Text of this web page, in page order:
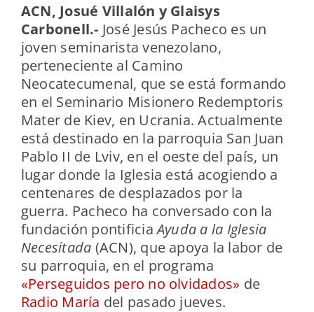
ACN, Josué Villalón y Glaisys
Carbonell.- José Jesús Pacheco es un
joven seminarista venezolano,
perteneciente al Camino
Neocatecumenal, que se está formando
en el Seminario Misionero Redemptoris
Mater de Kiev, en Ucrania. Actualmente
está destinado en la parroquia San Juan
Pablo II de Lviv, en el oeste del país, un
lugar donde la Iglesia está acogiendo a
centenares de desplazados por la
guerra. Pacheco ha conversado con la
fundación pontificiaAyuda a la Iglesia
Necesitada (ACN), que apoya la labor de
su parroquia, en el programa
«Perseguidos pero no olvidados» de
Radio María del pasado jueves.